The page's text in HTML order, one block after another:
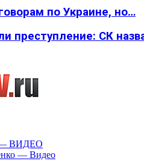
по Украине, но…
преступление: СК
— ВИДЕО
— Видео